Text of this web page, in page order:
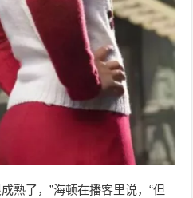
熟了，”海顿在播客里说，“但